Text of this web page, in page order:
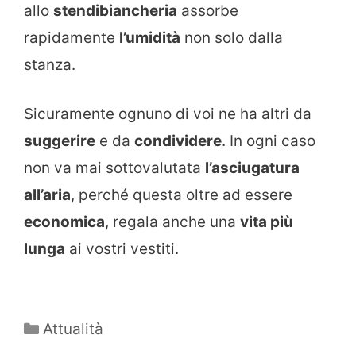
allo stendibiancheria assorbe
rapidamente l’umidità non solo dalla
stanza.
Sicuramente ognuno di voi ne ha altri da
suggerire e da condividere. In ogni caso
non va mai sottovalutata l’asciugatura
all’aria, perché questa oltre ad essere
economica, regala anche una vita più
lunga ai vostri vestiti.
Categorie
Attualità